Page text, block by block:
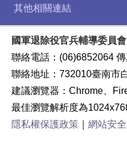
其他相關連結
國軍退除役官兵輔導委員
聯絡電話：(06)6852064
聯絡地址：732010臺南市
建議瀏覽器：Chrome、
最佳瀏覽解析度為
隱私權保護政策｜ 網站安